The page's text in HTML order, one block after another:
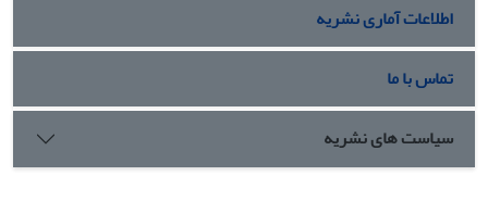
اطلاعات آماری نشریه
تماس با ما
سیاست های نشریه